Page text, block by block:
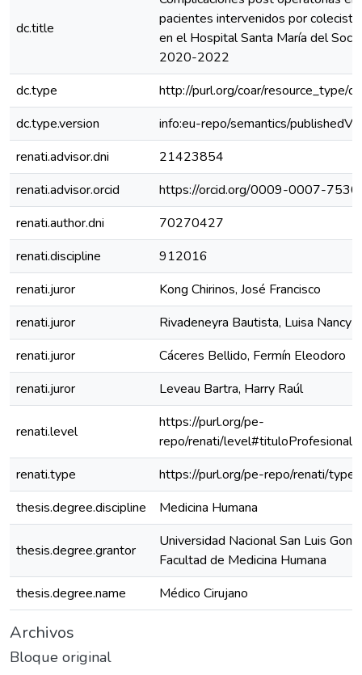
dc.title
pacientes intervenidos por
en el Hospital Santa María del
2020-2022
dc.type
http://purl.org/coar/resource_type/
dc.type.version
info:eu-repo/semantics/
renati.advisor.dni
21423854
renati.advisor.orcid
https://orcid.org/0009-0007-
renati.author.dni
70270427
renati.discipline
912016
renati.juror
Kong Chirinos, José Francisco
renati.juror
Rivadeneyra Bautista, Luisa Nancy
renati.juror
Cáceres Bellido, Fermín Eleodoro
renati.juror
Leveau Bartra, Harry Raúl
renati.level
https://purl.org/pe-
repo/renati/level#tituloProfesional
renati.type
https://purl.org/pe-repo/renati/
thesis.degree.discipline
Medicina Humana
thesis.degree.grantor
Universidad Nacional San Luis
Facultad de Medicina Humana
thesis.degree.name
Médico Cirujano
Archivos
Bloque original